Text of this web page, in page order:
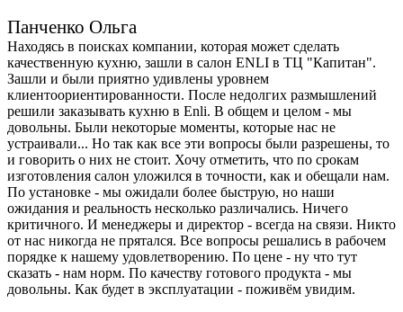
Панченко Ольга
Находясь в поисках компании, которая может сделать
качественную кухню, зашли в салон ENLI в ТЦ "Капитан".
Зашли и были приятно удивлены уровнем
клиентоориентированности. После недолгих размышлений
решили заказывать кухню в Enli. В общем и целом - мы
довольны. Были некоторые моменты, которые нас не
устраивали... Но так как все эти вопросы были разрешены, то
и говорить о них не стоит. Хочу отметить, что по срокам
изготовления салон уложился в точности, как и обещали нам.
По установке - мы ожидали более быструю, но наши
ожидания и реальность несколько различались. Ничего
критичного. И менеджеры и директор - всегда на связи. Никто
от нас никогда не прятался. Все вопросы решались в рабочем
порядке к нашему удовлетворению. По цене - ну что тут
сказать - нам норм. По качеству готового продукта - мы
довольны. Как будет в эксплуатации - поживём увидим.